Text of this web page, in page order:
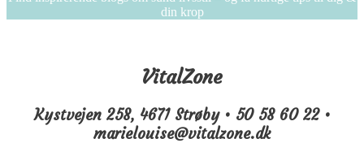
din krop
VitalZone
Kystvejen 258, 4671 Strøby • 50 58 60 22 •
marielouise@vitalzone.dk